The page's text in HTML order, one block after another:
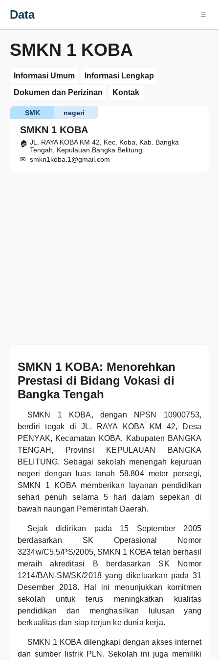
Data ☰
SMKN 1 KOBA
Informasi Umum
Informasi Lengkap
Dokumen dan Perizinan
Kontak
SMKN 1 KOBA
negeri
SMK
JL. RAYA KOBA KM 42, Kec. Koba, Kab. Bangka
Tengah, Kepulauan Bangka Belitung
smkn1koba.1@gmail.com
SMKN 1 KOBA: Menorehkan
Prestasi di Bidang Vokasi di
Bangka Tengah
SMKN 1 KOBA, dengan NPSN 10900753,
berdiri tegak di JL. RAYA KOBA KM 42, Desa
PENYAK, Kecamatan KOBA, Kabupaten BANGKA
TENGAH, Provinsi KEPULAUAN BANGKA
BELITUNG. Sebagai sekolah menengah kejuruan
negeri dengan luas tanah 58.804 meter persegi,
SMKN 1 KOBA memberikan layanan pendidikan
sehari penuh selama 5 hari dalam sepekan di
bawah naungan Pemerintah Daerah.
Sejak didirikan pada 15 September 2005
berdasarkan SK Operasional Nomor
3234w/C5.5/PS/2005, SMKN 1 KOBA telah berhasil
meraih akreditasi B berdasarkan SK Nomor
1214/BAN-SM/SK/2018 yang dikeluarkan pada 31
Desember 2018. Hal ini menunjukkan komitmen
sekolah untuk terus meningkatkan kualitas
pendidikan dan menghasilkan lulusan yang
berkualitas dan siap terjun ke dunia kerja.
SMKN 1 KOBA dilengkapi dengan akses internet
dan sumber listrik PLN. Sekolah ini juga memiliki